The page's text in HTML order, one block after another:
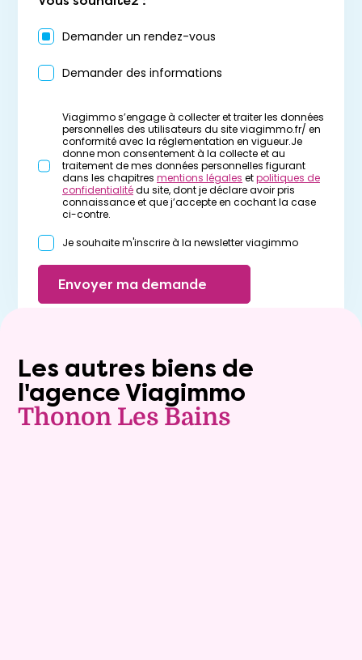
Demander un rendez-vous
Demander des informations
Viagimmo s’engage à collecter et traiter les données
personnelles des utilisateurs du site viagimmo.fr/ en
conformité avec la réglementation en vigueur.Je
donne mon consentement à la collecte et au
traitement de mes données personnelles figurant
dans les chapitres mentions légales etpolitiques de
confidentialitédu site, dont je déclare avoir pris
connaissance et que j’accepte en cochant la case
ci-contre.
Je souhaite m'inscrire à la newsletter viagimmo
Envoyer ma demande
Les autres biens de
l'agence Viagimmo
Thonon Les Bains